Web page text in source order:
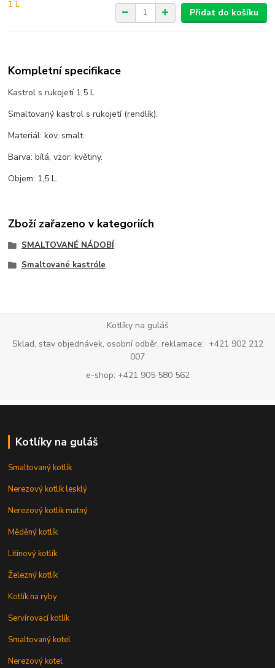
Přidat do košíku
Kompletní specifikace
Kastrol s rukojetí 1,5 L
Smaltovaný kastrol s rukojetí (rendlík).
Materiál: kov, smalt.
Barva: bílá, vzor: květiny.
Objem: 1,5 L.
Zboží zařazeno v kategoriích
SMALTOVANÉ NÁDOBÍ
Smaltované kastróle
Kotlíky na guláš
Sklad, stav objednávek, osobní odběr, reklamace: +421 902 212
007
e-shop: +421 905 580 562
Kotlíky na guláš
Smaltovaný kotlík
Nerezový kotlík lesklý
Nerezový kotlík matný
Měděný kotlík
Litinový kotlík
Železný kotlík
Kotlík na ryby
Servírovací kotlík
Smaltovaný kotel
Nerezový kotel